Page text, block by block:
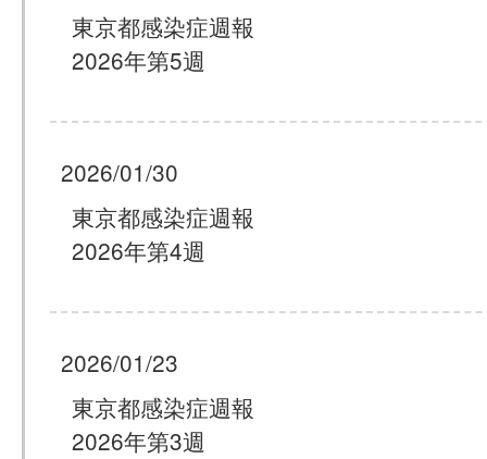
東京都感染症週報
2026年第5週
2026/01/30
東京都感染症週報
2026年第4週
2026/01/23
東京都感染症週報
2026年第3週